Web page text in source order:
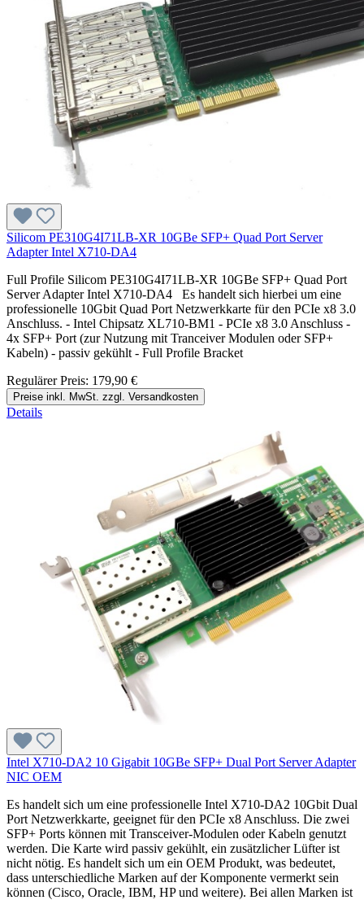
Silicom PE310G4I71LB-XR 10GBe SFP+ Quad Port Server
Adapter Intel X710-DA4
Full Profile Silicom PE310G4I71LB-XR 10GBe SFP+ Quad Port
Server Adapter Intel X710-DA4 Es handelt sich hierbei um eine
professionelle 10Gbit Quad Port Netzwerkkarte für den PCIe x8 3.0
Anschluss. - Intel Chipsatz XL710-BM1 - PCIe x8 3.0 Anschluss -
4x SFP+ Port (zur Nutzung mit Tranceiver Modulen oder SFP+
Kabeln) - passiv gekühlt - Full Profile Bracket
Regulärer Preis: 179,90 €
Preise inkl. MwSt. zzgl. Versandkosten
Details
Intel X710-DA2 10 Gigabit 10GBe SFP+ Dual Port Server Adapter
NIC OEM
Es handelt sich um eine professionelle Intel X710-DA2 10Gbit Dual
Port Netzwerkkarte, geeignet für den PCIe x8 Anschluss. Die zwei
SFP+ Ports können mit Transceiver-Modulen oder Kabeln genutzt
werden. Die Karte wird passiv gekühlt, ein zusätzlicher Lüfter ist
nicht nötig. Es handelt sich um ein OEM Produkt, was bedeutet,
dass unterschiedliche Marken auf der Komponente vermerkt sein
können (Cisco, Oracle, IBM, HP und weitere). Bei allen Marken ist